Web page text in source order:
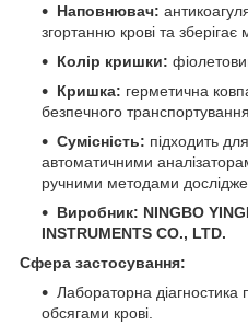
Наповнювач:
згортанню крові та зберігає
Колір кришки:
Кришка: герметична
безпечного транспортування.
Сумісність: підходить
автоматичними
ручними методами
Виробник: NINGBO
INSTRUMENTS CO., LTD.
Сфера застосування:
Лабораторна
обсягами крові.